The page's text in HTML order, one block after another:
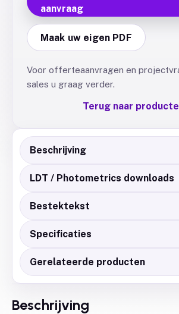
aanvraag
Maak uw eigen PDF
Voor offerteaanvragen en
sales u graag verder.
Terug naar
Beschrijving
LDT / Photometrics downloads
Bestektekst
Specificaties
Gerelateerde producten
Beschrijving